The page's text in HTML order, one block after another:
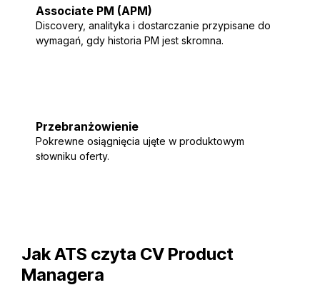
Associate PM (APM)
Discovery, analityka i dostarczanie przypisane do
wymagań, gdy historia PM jest skromna.
Przebranżowienie
Pokrewne osiągnięcia ujęte w produktowym
słowniku oferty.
Jak ATS czyta CV Product
Managera